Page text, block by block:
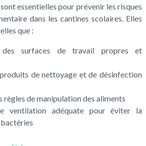
essentielles pour prévenir les risques
dans les cantines scolaires. Elles
que :
des surfaces de travail propres et
de nettoyage et de désinfection
règles de manipulation des aliments
ventilation adéquate pour éviter la